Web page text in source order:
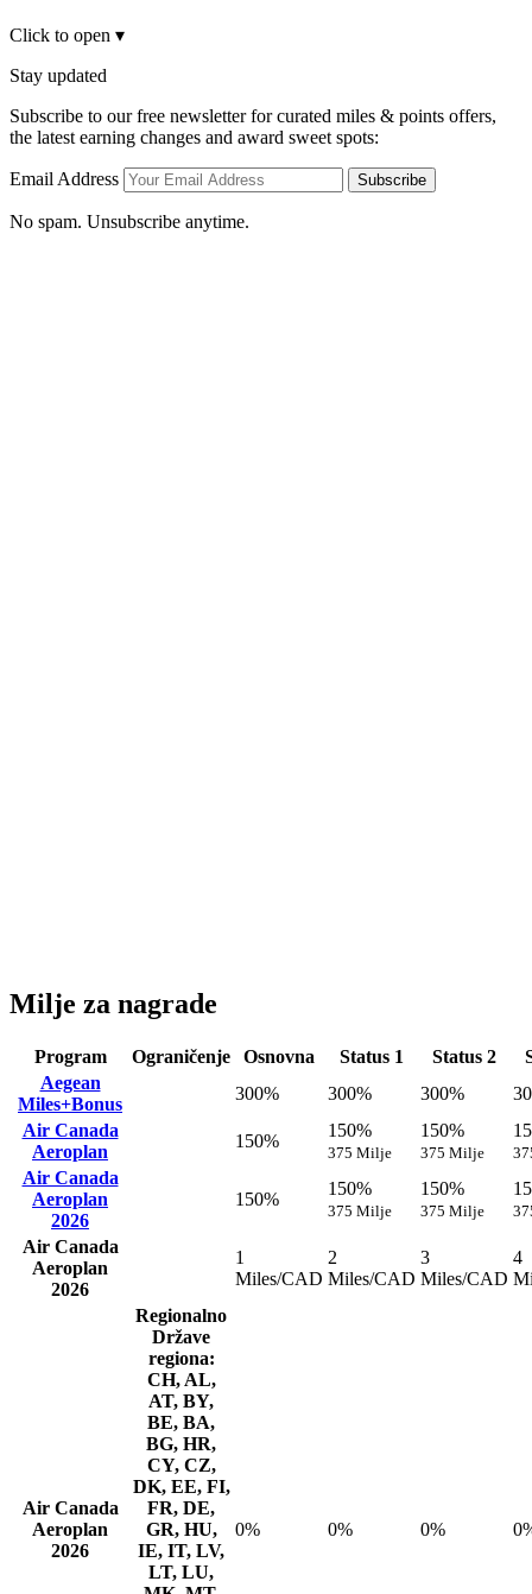
Click to open ▾
Stay updated
Subscribe to our free newsletter for curated miles & points offers,
the latest earning changes and award sweet spots:
Email Address Subscribe
No spam. Unsubscribe anytime.
Milje za nagrade
Program Ograničenje Osnovna Status 1 Status 2
Aegean
Miles+Bonus
300% 300% 300%
Air Canada
Aeroplan
150%
150%
375 Milje
150%
375 Milje
Air Canada
Aeroplan
2026
150%
150%
375 Milje
150%
375 Milje
Air Canada
Aeroplan
2026
1
Miles/CAD
2
Miles/CAD
3
Miles/CAD
4
Air Canada
Aeroplan
2026
Regionalno
Države
regiona:
CH, AL,
AT, BY,
BE, BA,
BG, HR,
CY, CZ,
DK, EE, FI,
FR, DE,
GR, HU,
IE, IT, LV,
LT, LU,
0% 0% 0%